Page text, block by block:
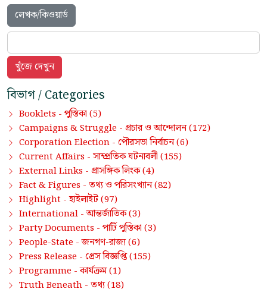
লেখক/কিওয়ার্ড
বিভাগ / Categories
Booklets - পুস্তিকা (5)
Campaigns & Struggle - প্রচার ও আন্দোলন(172)
Corporation Election - পৌরসভা নির্বাচন(6)
Current Affairs - সাম্প্রতিক ঘটনাবলী (155)
External Links - প্রাসঙ্গিক লিংক(4)
Fact & Figures - তথ্য ও পরিসংখ্যান(82)
Highlight -হাইলাইট(97)
International -আন্তর্জাতিক(3)
Party Documents - পার্টি পুস্তিকা (3)
People-State -জনগণ-রাজ্য(6)
Press Release - প্রেস বিজ্ঞপ্তি(155)
Programme -কার্যক্রম(1)
Truth Beneath - তথ্য(18)